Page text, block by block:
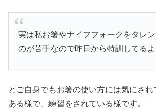
実は私お箸やナイフフォークをタレ
のが苦手なので昨日から特訓してるよ
とご自身でもお箸の使い方には気にさ
ある様で、練習をされている様です。